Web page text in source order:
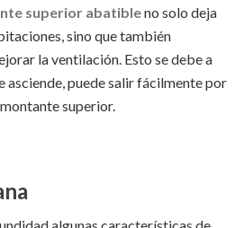
superior abatibleno solo deja
sino que también
la ventilación. Esto se debe a
asciende, puede salir fácilmente por
superior.